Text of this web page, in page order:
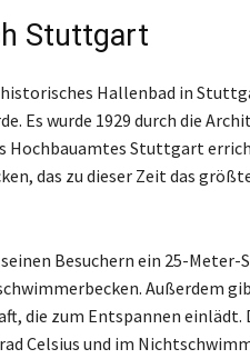
Stuttgart
Hallenbad in
Es wurde 1929 durch die
Hochbauamtes Stuttgart
das zu dieser Zeit das
Besuchern ein 25-Meter-
Außerdem
die zum Entspannen einlädt.
Celsius und im